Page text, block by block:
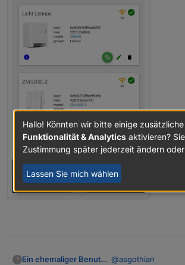
? Ein ehemaliger Benutzer @asgothian
Hallo! Könnten wir bitte einige
Funktionalität & Analytics aktivieren?
Zustimmung später jederzeit ändern
Lassen Sie mich wählen